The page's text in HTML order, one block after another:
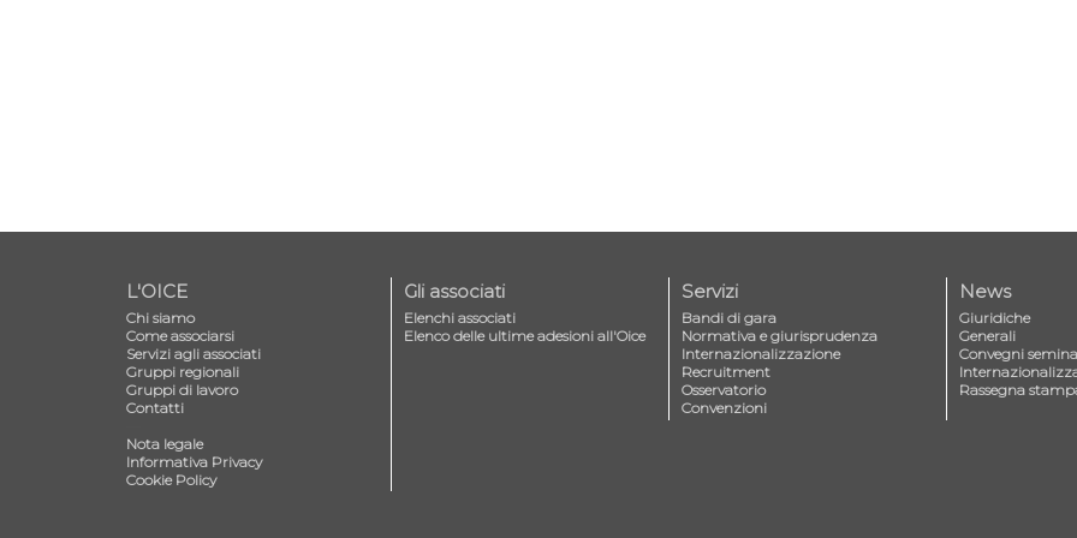
L'OICE
Chi siamo
Come associarsi
Servizi agli associati
Gruppi regionali
Gruppi di lavoro
Contatti
Nota legale
Informativa Privacy
Cookie Policy
Gli associati
Elenchi associati
Elenco delle ultime adesioni all'Oice
Servizi
Bandi di gara
Normativa e giurisprudenza
Internazionalizzazione
Recruitment
Osservatorio
Convenzioni
News
Giuridiche
Generali
Convegni
Rassegna